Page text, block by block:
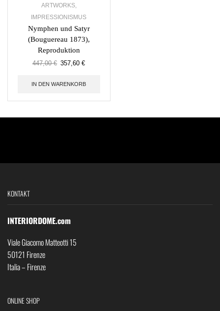
ARTWORKS,
IMPRESSIONISMUS
Nymphen und Satyr
(Bouguereau 1873),
Reproduktion
447,00€ 357,60€
IN DEN WARENKORB
KONTAKT
INTERIORDOME.com
Viale Giacomo Matteotti 15
50121 Firenze
Italia – Firenze
ONLINE SHOP